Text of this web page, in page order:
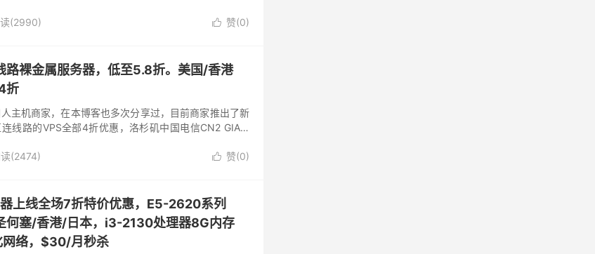
 赞(0)
(2990)
裸金属服务器，低至5.8折。美国/香港
折
主机商家，在本博客也多次分享过，目前商家推出了新
线路的VPS全部4折优惠，洛杉矶中国电信CN2 GIA +
 赞(0)
(2474)
上线全场7折特价优惠，E5-2620系列
何塞/香港/日本，i3-2130处理器8G内存
络，$30/月秒杀